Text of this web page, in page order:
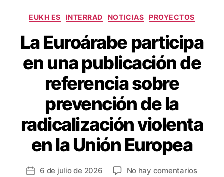
EUKH ES INTERRAD NOTICIAS PROYECTOS
La Euroárabe participa
en una publicación de
referencia sobre
prevención de la
radicalización violenta
en la Unión Europea
6 de julio de 2026 No hay comentarios